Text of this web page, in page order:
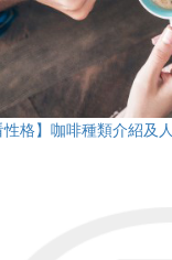
性格】咖啡種類介紹及